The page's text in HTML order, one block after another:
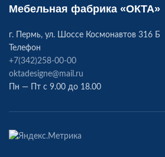
Мебельная фабрика «ОКТА»
г. Пермь, ул. Шоссе Космонавтов 316 Б
Телефон
+7(342)258-00-00
oktadesigne@mail.ru
Пн — Пт с 9.00 до 18.00